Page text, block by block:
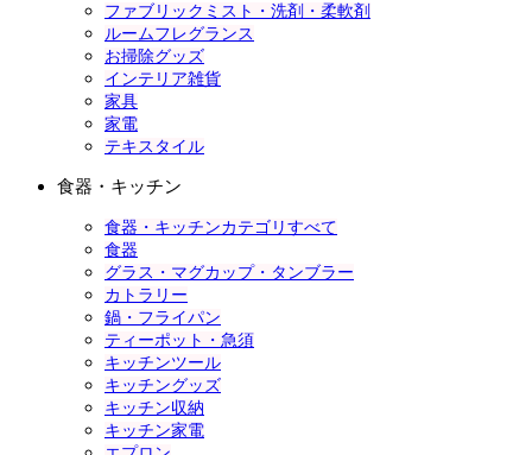
ファブリックミスト・洗剤・柔軟剤
ルームフレグランス
お掃除グッズ
インテリア雑貨
家具
家電
テキスタイル
食器・キッチン
食器・キッチンカテゴリすべて
食器
グラス・マグカップ・タンブラー
カトラリー
鍋・フライパン
ティーポット・急須
キッチンツール
キッチングッズ
キッチン収納
キッチン家電